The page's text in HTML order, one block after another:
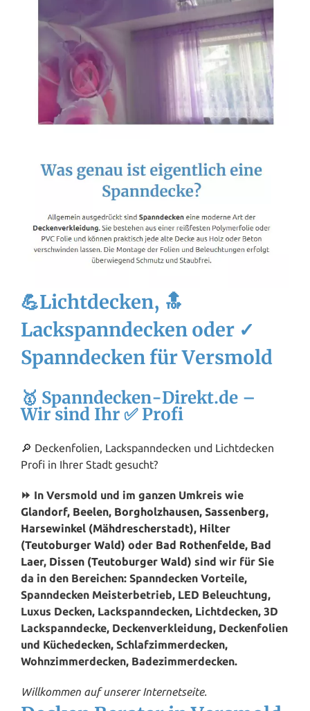
💪Lichtdecken, 🔝
Lackspanndecken oder ✓
Spanndecken für Versmold
🥇 Spanndecken-Direkt.de –
Wir sind Ihr ✅ Profi
🔎 Deckenfolien, Lackspanndecken und Lichtdecken
Profi in Ihrer Stadt gesucht?
⏩ In Versmold und im ganzen Umkreis wie
Glandorf, Beelen, Borgholzhausen, Sassenberg,
Harsewinkel (Mähdrescherstadt), Hilter
(Teutoburger Wald) oder Bad Rothenfelde, Bad
Laer, Dissen (Teutoburger Wald) sind wir für Sie
da in den Bereichen: Spanndecken Vorteile,
Spanndecken Meisterbetrieb, LED Beleuchtung,
Luxus Decken, Lackspanndecken, Lichtdecken, 3D
Lackspanndecke, Deckenverkleidung, Deckenfolien
und Küchedecken, Schlafzimmerdecken,
Wohnzimmerdecken, Badezimmerdecken.
Willkommen auf unserer Internetseite.